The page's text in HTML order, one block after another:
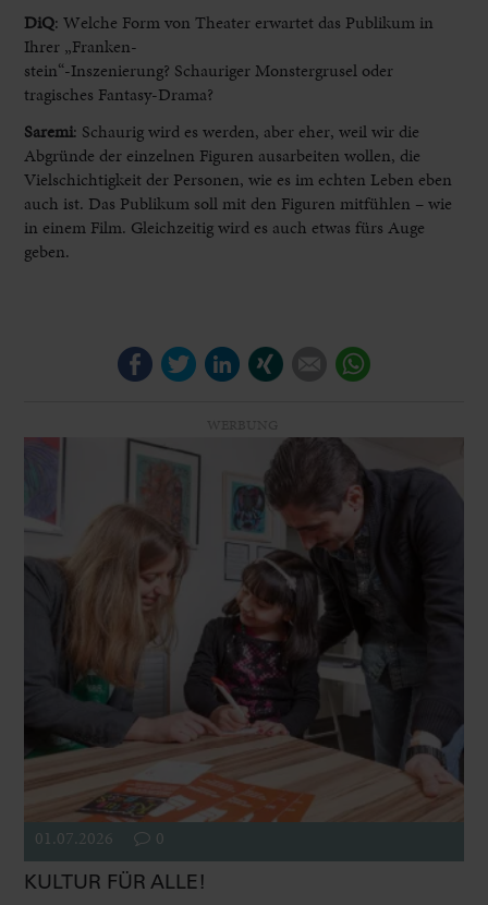
DiQ: Welche Form von Theater erwartet das Publikum in
Ihrer „Franken-
stein“-Inszenierung? Schauriger Monstergrusel oder
tragisches Fantasy-Drama?
Saremi: Schaurig wird es werden, aber eher, weil wir die
Abgründe der einzelnen Figuren ausarbeiten wollen, die
Vielschichtigkeit der Personen, wie es im echten Leben eben
auch ist. Das Publikum soll mit den Figuren mitfühlen – wie
in einem Film. Gleichzeitig wird es auch etwas fürs Auge
geben.
FacebookTwitterLinkedIn E-mail
01.07.2026 0
KULTUR FÜR ALLE!